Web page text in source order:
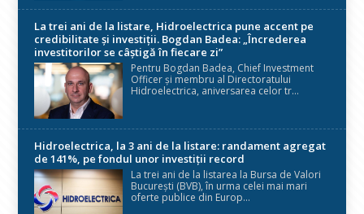
La trei ani de la listare, Hidroelectrica pune accent pe
credibilitate și investiții. Bogdan Badea: „Încrederea
investitorilor se câștigă în fiecare zi”
Pentru Bogdan Badea, Chief Investment
Officer și membru al Directoratului
Hidroelectrica, aniversarea celor tr...
Hidroelectrica, la 3 ani de la listare: randament agregat
de 141%, pe fondul unor investiții record
La trei ani de la listarea la Bursa de Valori
București (BVB), în urma celei mai mari
oferte publice din Europ...